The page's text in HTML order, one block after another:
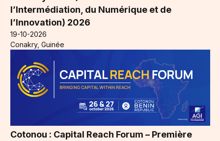
l’Intermédiation, du Numérique et de
l’Innovation) 2026
19-10-2026
Conakry, Guinée
Cotonou : Capital Reach Forum – Première